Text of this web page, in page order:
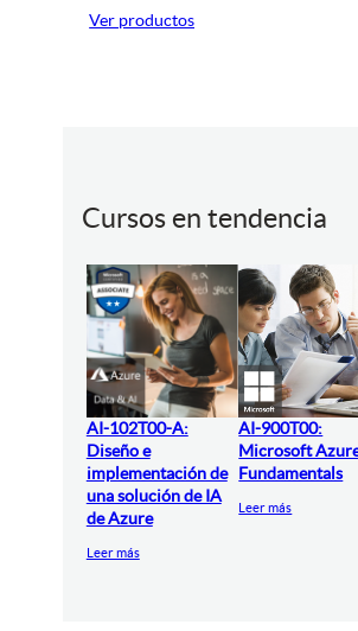
Ver productos
Cursos en tendencia
AI-102T00-A:
Diseño e
implementación de
una solución de IA
de Azure
Leer más
AI-900T00:
Microsoft
Fundamentals
Leer más